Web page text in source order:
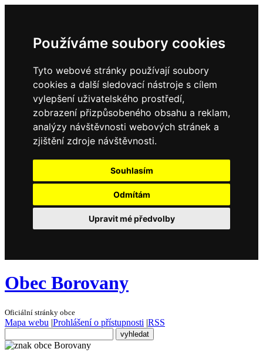
Používáme soubory cookies
Tyto webové stránky používají soubory
cookies a další sledovací nástroje s cílem
vylepšení uživatelského prostředí,
zobrazení přizpůsobeného obsahu a reklam,
analýzy návštěvnosti webových stránek a
zjištění zdroje návštěvnosti.
Souhlasím
Odmítám
Upravit mé předvolby
Obec Borovany
Oficiální stránky obce
Mapa webu |Prohlášení o přístupnosti |RSS